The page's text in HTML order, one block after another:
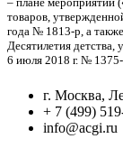
товаров,
года № 1813-р, а
Десятилетия
6 июля 2018 г. №
г. Москва,
+ 7 (499)
info@acgi.ru